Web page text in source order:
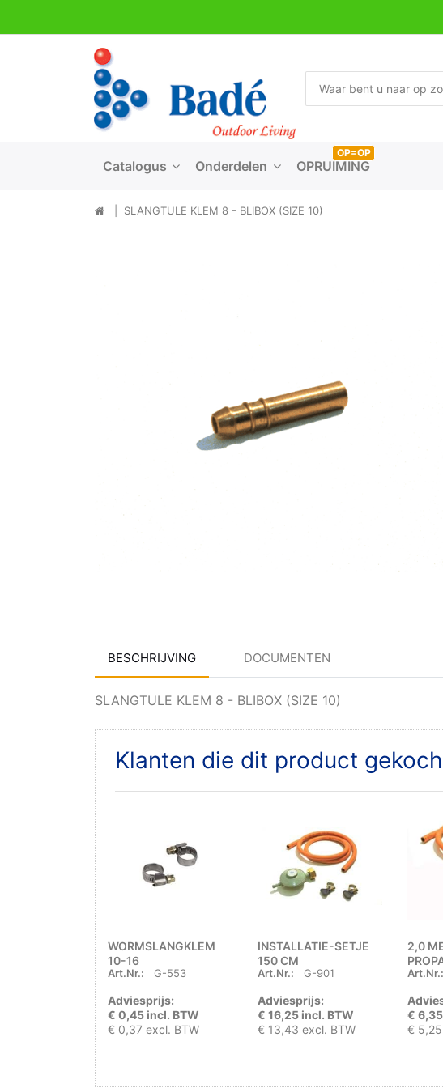
Catalogus Onderdelen OPRUIMING
OP=OP
SLANGTULE KLEM 8 - BLIBOX (SIZE 10)
BESCHRIJVING DOCUMENTEN
SLANGTULE KLEM 8 - BLIBOX (SIZE 10)
Klanten die dit product
WORMSLANGKLEM
10-16
Art.Nr.: G-553
Adviesprijs:
€ 0,45 incl. BTW
€ 0,37 excl. BTW
INSTALLATIE-SETJE
150 CM
Art.Nr.: G-901
Adviesprijs:
€ 16,25 incl. BTW
€ 13,43 excl. BTW
2,0
2
Art.Nr.:
€
€